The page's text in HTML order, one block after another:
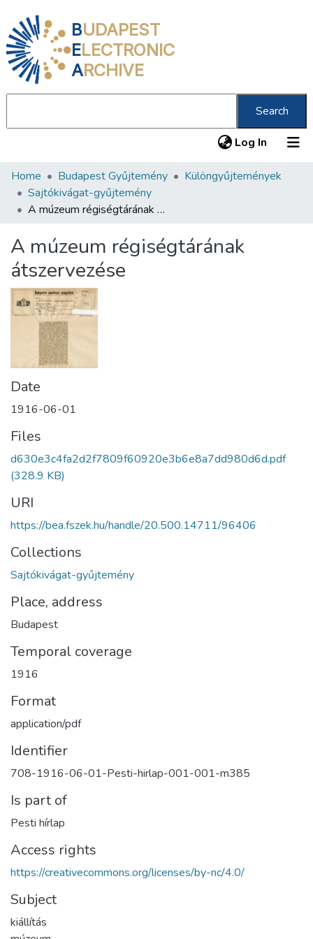
BUDAPEST
ELECTRONIC
ARCHIVE
Search
Log In (current)
Communities & Collections
All of DSpace
About us
Home Budapest Gyűjtemény
Különgyűjtemények
Sajtókivágat-gyűjtemény
A múzeum régiségtárának átszervezése
A múzeum régiségtárának
átszervezése
Date
1916-06-01
Files
d630e3c4fa2d2f7809f60920e3b6e8a7dd980d6d.pdf
(328.9 KB)
URI
https://bea.fszek.hu/handle/20.500.14711/96406
Collections
Sajtókivágat-gyűjtemény
Place, address
Budapest
Temporal coverage
1916
Format
application/pdf
Identifier
708-1916-06-01-Pesti-hirlap-001-001-m385
Is part of
Pesti hírlap
Access rights
https://creativecommons.org/licenses/by-nc/4.0/
Subject
kiállítás